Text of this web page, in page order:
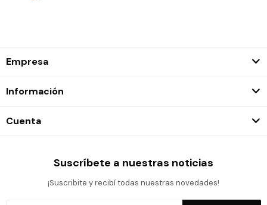
Empresa
Información
Cuenta
Suscríbete a nuestras noticias
¡Suscribite y recibí todas nuestras novedades!